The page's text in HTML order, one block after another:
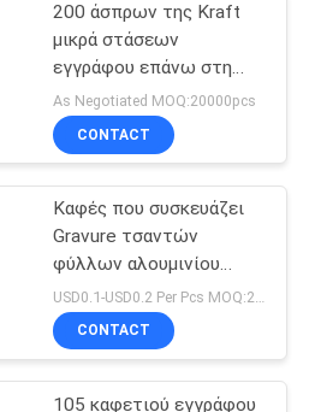
21
ΤΗΣ
18
200 άσπρων της Kraft
μικρά στάσεων
εγγράφου επάνω στη
σακούλα με το παράθυρο
βιοδιασπάσιμο
As Negotiated MOQ:20000pcs
CONTACT
Καφές που συσκευάζει
Gravure τσαντών
φύλλων αλουμινίου
αργιλίου κλειδαριών
φερμουάρ σακουλών
εγγράφου της Kraft τη
εκτύπωση
CONTACT
105 καφετιού εγγράφου